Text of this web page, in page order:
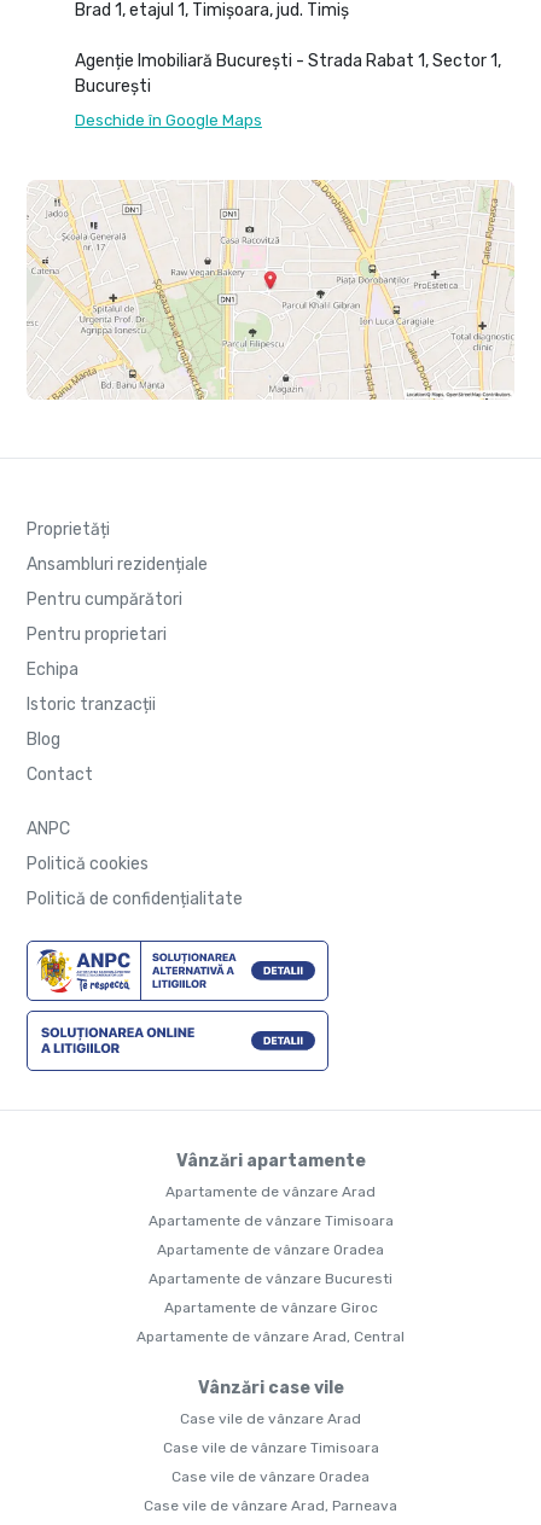
Brad 1, etajul 1, Timișoara, jud. Timiș
Agenție Imobiliară București - Strada Rabat 1, Sector 1,
București
Deschide în Google Maps
Proprietăți
Ansambluri rezidențiale
Pentru cumpărători
Pentru proprietari
Echipa
Istoric tranzacții
Blog
Contact
ANPC
Politică cookies
Politică de confidențialitate
Vânzări apartamente
Apartamente de vânzare Arad
Apartamente de vânzare Timisoara
Apartamente de vânzare Oradea
Apartamente de vânzare Bucuresti
Apartamente de vânzare Giroc
Apartamente de vânzare Arad, Central
Vânzări case vile
Case vile de vânzare Arad
Case vile de vânzare Timisoara
Case vile de vânzare Oradea
Case vile de vânzare Arad, Parneava